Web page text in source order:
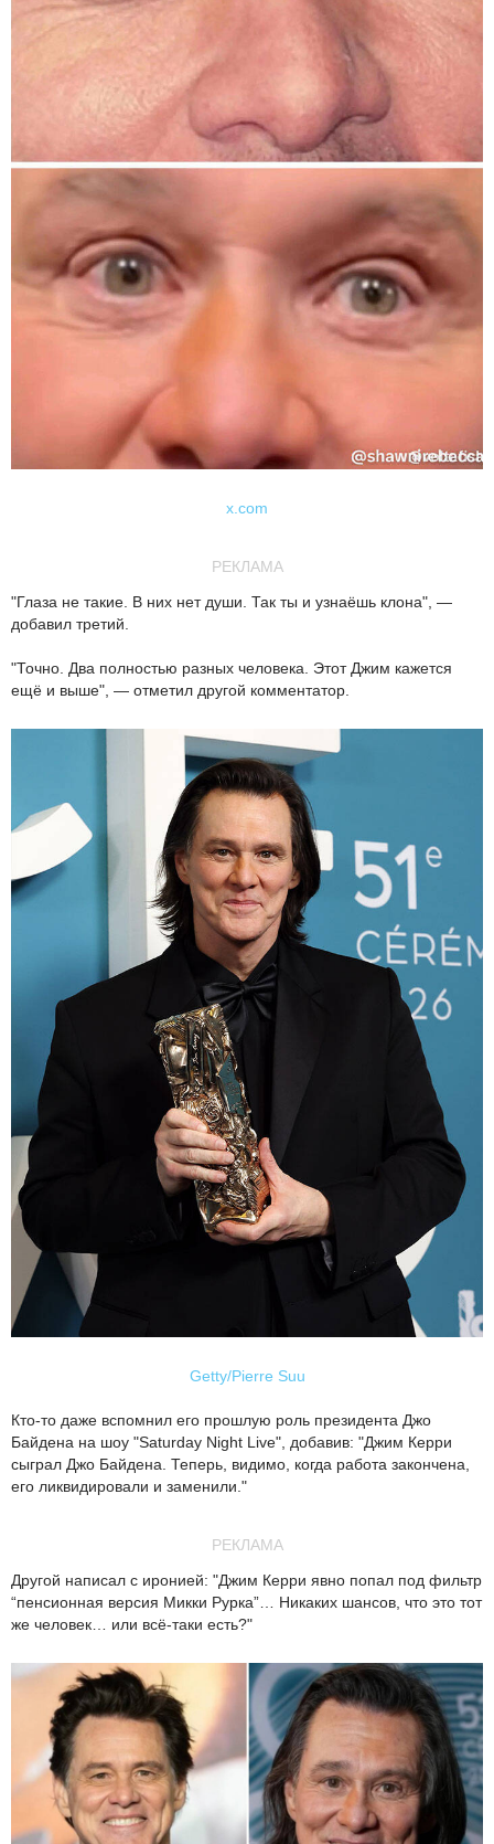
x.com
РЕКЛАМА
"Глаза не такие. В них нет души. Так ты и узнаёшь клона", —
добавил третий.
"Точно. Два полностью разных человека. Этот Джим кажется
ещё и выше", — отметил другой комментатор.
Getty/Pierre Suu
Кто-то даже вспомнил его прошлую роль президента Джо
Байдена на шоу "Saturday Night Live", добавив: "Джим Керри
сыграл Джо Байдена. Теперь, видимо, когда работа закончена,
его ликвидировали и заменили."
РЕКЛАМА
Другой написал с иронией: "Джим Керри явно попал под фильтр
“пенсионная версия Микки Рурка”… Никаких шансов, что это тот
же человек… или всё-таки есть?"